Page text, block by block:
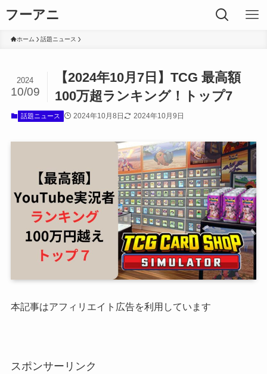
フーアニ
ホーム 話題ニュース
【2024年10月7日】TCG 最高額
100万超ランキング！トップ7
2024
10/09
話題ニュース 2024年10月8日 2024年10月9日
本記事はアフィリエイト広告を利用しています
スポンサーリンク